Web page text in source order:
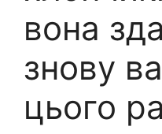
вона
знову
цього